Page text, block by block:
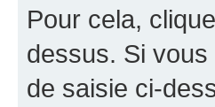
Pour cela,
dessus. Si
de saisie ci-